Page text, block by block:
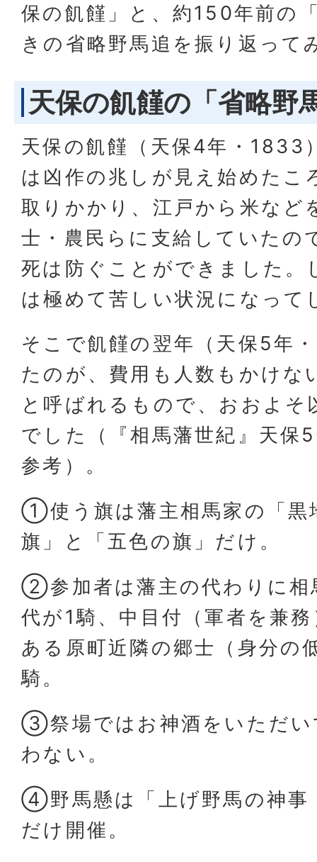
保の飢饉」と、約150年前の
きの省略野馬追を振り返って
天保の飢饉の「省略野
天保の飢饉（天保4年・1833
は凶作の兆しが見え始めたこ
取りかかり、江戸から米など
士・農民らに支給していたの
死は防ぐことができました。
は極めて苦しい状況になって
そこで飢饉の翌年（天保5年
たのが、費用も人数もかけな
と呼ばれるもので、おおよそ
でした（『相馬藩世紀』天保
参考）。
①使う旗は藩主相馬家の「黒
旗」と「五色の旗」だけ。
②参加者は藩主の代わりに相
代が1騎、中目付（軍者を兼
ある原町近隣の郷士（身分の
騎。
③祭場ではお神酒をいただい
わない。
④野馬懸は「上げ野馬の神事
だけ開催。